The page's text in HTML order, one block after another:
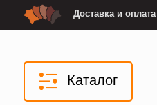
Доставка и оплата
Каталог